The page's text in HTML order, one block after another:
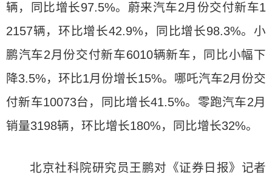
辆，同比增长97.5%。蔚来汽车2月份交付新车1
2157辆，环比增长42.9%，同比增长98.3%。小
鹏汽车2月份交付新车6010辆新车，同比小幅下
降3.5%，环比1月份增长15%。哪吒汽车2月份交
付新车10073台，同比增长41.5%。零跑汽车2月
销量3198辆，环比增长180%，同比增长32%。
北京社科院研究员王鹏对《证券日报》记者